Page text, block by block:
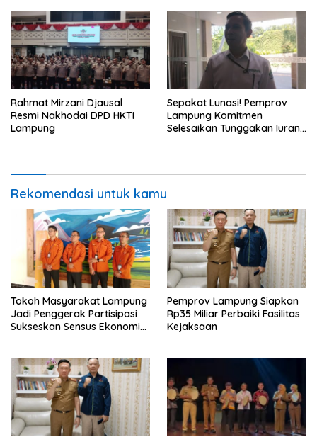
Rahmat Mirzani Djausal
Resmi Nakhodai DPD HKTI
Lampung
Sepakat Lunasi! Pemprov
Lampung Komitmen
Selesaikan Tunggakan Iuran
Rekomendasi untuk kamu
Tokoh Masyarakat Lampung
Jadi Penggerak Partisipasi
Sukseskan Sensus Ekonomi
Pemprov Lampung Siapkan
Rp35 Miliar Perbaiki Fasilitas
Kejaksaan